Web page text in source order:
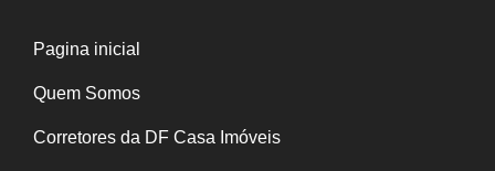
Pagina inicial
Quem Somos
Corretores da DF Casa Imóveis